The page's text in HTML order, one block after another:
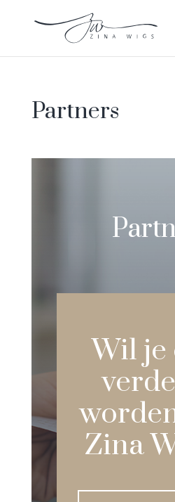
Partners
Wil je
Zina